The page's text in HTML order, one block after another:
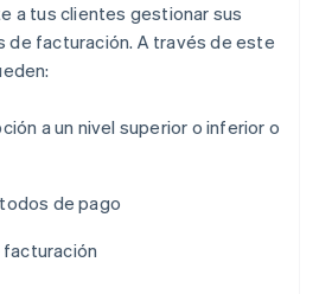
a tus clientes gestionar sus
de facturación. A través de este
a un nivel superior o inferior o
de pago
facturación